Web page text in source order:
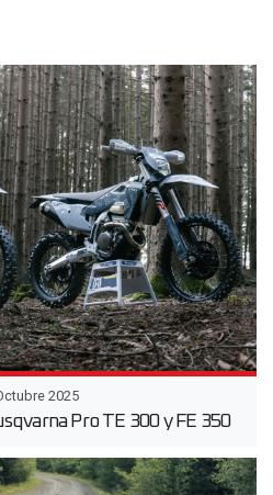
2025
Pro TE 300 y FE 350